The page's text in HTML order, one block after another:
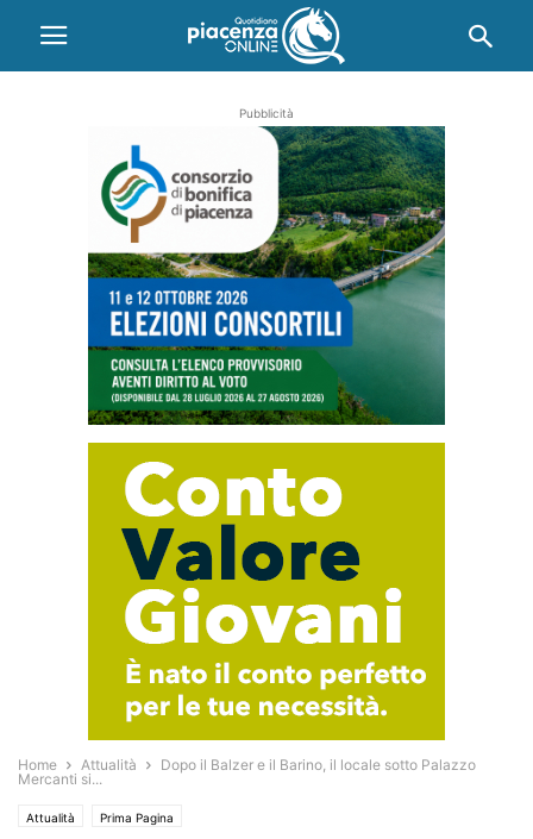
Pubblicità
Home Attualità
Dopo il Balzer e il Barino, il locale sotto Palazzo
Mercanti si...
Attualità Prima Pagina